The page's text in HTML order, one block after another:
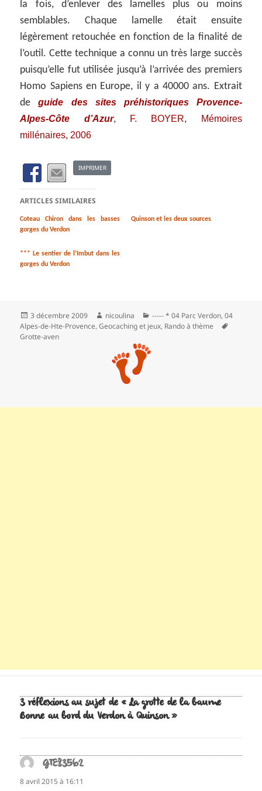
la fois, d’enlever des lamelles plus ou moins
semblables. Chaque lamelle était ensuite
légèrement retouchée en fonction de la finalité de
l’outil. Cette technique a connu un très large succès
puisqu’elle fut utilisée jusqu’à l’arrivée des premiers
Homo Sapiens en Europe, il y a 40000 ans. Extrait
deguide des sites préhistoriques Provence-
Alpes-Côte d’Azur, F. BOYER,
Mémoires
millénaires, 2006
IMPRIMER
ARTICLES SIMILAIRES
Coteau Chiron dans les basses
gorges du Verdon
Quinson et les deux sources
*** Le sentier de l’Imbut dans les
gorges du Verdon
Publié
le
3 décembre 2009 Auteur
nicoulina Catégories
----- * 04 Parc Verdon,04
Alpes-de-Hte-Provence,Geocaching et jeux, Rando à thème
Grotte-aven
3 réflexions au sujet de « La grotte de la baume
Bonne au bord du Verdon à Quinson »
GTE83562
8 avril 2015 à 16:11